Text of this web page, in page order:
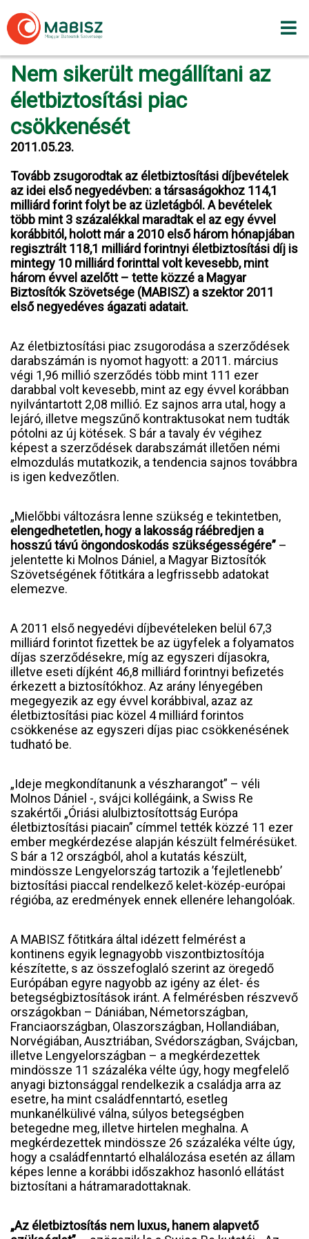
to
content
Nem sikerült megállítani az
életbiztosítási piac
csökkenését
2011.05.23.
Tovább zsugorodtak az életbiztosítási díjbevételek
az idei első negyedévben: a társaságokhoz 114,1
milliárd forint folyt be az üzletágból. A bevételek
több mint 3 százalékkal maradtak el az egy évvel
korábbitól, holott már a 2010 első három hónapjában
regisztrált 118,1 milliárd forintnyi életbiztosítási díj is
mintegy 10 milliárd forinttal volt kevesebb, mint
három évvel azelőtt – tette közzé a Magyar
Biztosítók Szövetsége (MABISZ) a szektor 2011
első negyedéves ágazati adatait.
Az életbiztosítási piac zsugorodása a szerződések
darabszámán is nyomot hagyott: a 2011. március
végi 1,96 millió szerződés több mint 111 ezer
darabbal volt kevesebb, mint az egy évvel korábban
nyilvántartott 2,08 millió. Ez sajnos arra utal, hogy a
lejáró, illetve megszűnő kontraktusokat nem tudták
pótolni az új kötések. S bár a tavaly év végihez
képest a szerződések darabszámát illetően némi
elmozdulás mutatkozik, a tendencia sajnos továbbra
is igen kedvezőtlen.
„Mielőbbi változásra lenne szükség e tekintetben,
elengedhetetlen, hogy a lakosság ráébredjen a
hosszú távú öngondoskodás szükségességére” –
jelentette ki Molnos Dániel, a Magyar Biztosítók
Szövetségének főtitkára a legfrissebb adatokat
elemezve.
A 2011 első negyedévi díjbevételeken belül 67,3
milliárd forintot fizettek be az ügyfelek a folyamatos
díjas szerződésekre, míg az egyszeri díjasokra,
illetve eseti díjként 46,8 milliárd forintnyi befizetés
érkezett a biztosítókhoz. Az arány lényegében
megegyezik az egy évvel korábbival, azaz az
életbiztosítási piac közel 4 milliárd forintos
csökkenése az egyszeri díjas piac csökkenésének
tudható be.
„Ideje megkondítanunk a vészharangot” – véli
Molnos Dániel -, svájci kollégáink, a Swiss Re
szakértői „Óriási alulbiztosítottság Európa
életbiztosítási piacain” címmel tették közzé 11 ezer
ember megkérdezése alapján készült felmérésüket.
S bár a 12 országból, ahol a kutatás készült,
mindössze Lengyelország tartozik a ’fejletlenebb’
biztosítási piaccal rendelkező kelet-közép-európai
régióba, az eredmények ennek ellenére lehangolóak.
A MABISZ főtitkára által idézett felmérést a
kontinens egyik legnagyobb viszontbiztosítója
készítette, s az összefoglaló szerint az öregedő
Európában egyre nagyobb az igény az élet- és
betegségbiztosítások iránt. A felmérésben részvevő
országokban – Dániában, Németországban,
Franciaországban, Olaszországban, Hollandiában,
Norvégiában, Ausztriában, Svédországban, Svájcban,
illetve Lengyelországban – a megkérdezettek
mindössze 11 százaléka vélte úgy, hogy megfelelő
anyagi biztonsággal rendelkezik a családja arra az
esetre, ha mint családfenntartó, esetleg
munkanélkülivé válna, súlyos betegségben
betegedne meg, illetve hirtelen meghalna. A
megkérdezettek mindössze 26 százaléka vélte úgy,
hogy a családfenntartó elhalálozása esetén az állam
képes lenne a korábbi időszakhoz hasonló ellátást
biztosítani a hátramaradottaknak.
„Az életbiztosítás nem luxus, hanem alapvető